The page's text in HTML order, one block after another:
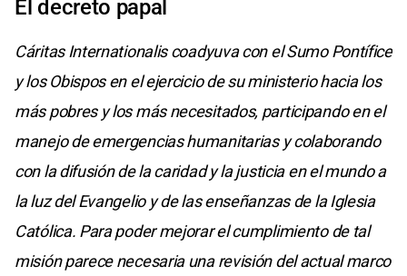
El decreto papal
Cáritas Internationalis coadyuva con el Sumo Pontífice
y los Obispos en el ejercicio de su ministerio hacia los
más pobres y los más necesitados, participando en el
manejo de emergencias humanitarias y colaborando
con la difusión de la caridad y la justicia en el mundo a
la luz del Evangelio y de las enseñanzas de la Iglesia
Católica. Para poder mejorar el cumplimiento de tal
misión parece necesaria una revisión del actual marco